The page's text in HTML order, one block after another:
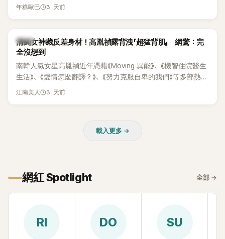
新播出的第8集不僅上演火辣吻戲，更接連出現床戲橋段，讓
年糕歐巴 3 天前
韓星
清純女神藏反差身材！高胤禎露背洩「超猛背肌」 網驚：完
全沒想到
南韓人氣女星高胤禎近年憑藉《Moving 異能》、《機智住院醫生
生活》、《愛情怎麼翻譯？》、《努力克服自卑的我們》等多部熱門
作品，躍升為韓劇新一代女神代表，不僅演技備受肯定，精緻
傻直呼：「原來她身材這麼猛！」
江南美人 3 天前
載入更多 →
網紅 Spotlight 全部 →
RI DO SU